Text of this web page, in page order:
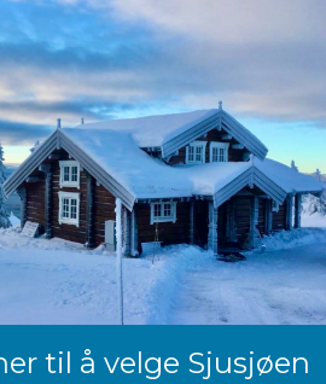
til å velge Sjusjøen